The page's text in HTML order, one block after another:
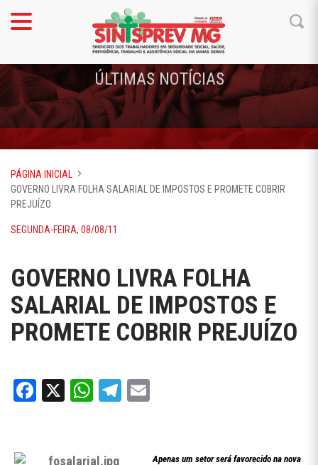
ÚLTIMAS NOTÍCIAS
PÁGINA INICIAL
GOVERNO LIVRA FOLHA SALARIAL DE IMPOSTOS E PROMETE COBRIR
PREJUÍZO
SEGUNDA-FEIRA, 08/08/11
GOVERNO LIVRA FOLHA
SALARIAL DE IMPOSTOS E
PROMETE COBRIR PREJUÍZO
Facebook
X WhatsApp
Telegram
Apenas um setor será favorecido na nova